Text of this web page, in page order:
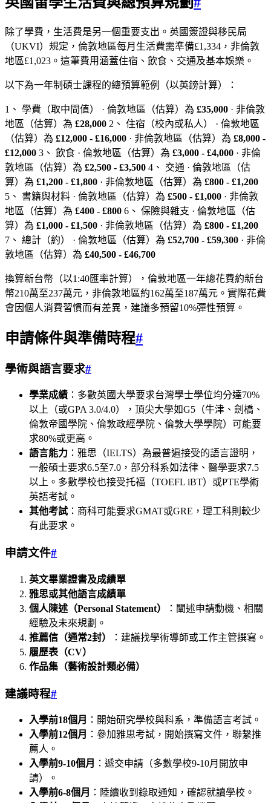
除了學費，生活費是另一個重要支出。英國簽證與移民局
（UKVI）規定，倫敦地區每月生活費需準備£1,334，非倫敦
地區£1,023。這筆費用涵蓋住宿、飲食、交通及基本娛樂。
以下為一年制碩士課程的總預算範例（以英鎊計算）：
1、 學費（取中間值） · 倫敦地區（估算）為 £35,000 · 非倫敦
地區（估算）為 £28,000 2、 住宿（校內或私人） · 倫敦地區
（估算）為 £12,000 - £16,000 · 非倫敦地區（估算）為 £8,000 -
£12,000 3、 飲食 · 倫敦地區（估算）為 £3,000 - £4,000 · 非倫
敦地區（估算）為 £2,500 - £3,500 4、 交通 · 倫敦地區（估
算）為 £1,200 - £1,800 · 非倫敦地區（估算）為 £800 - £1,200
5、 書籍與材料 · 倫敦地區（估算）為 £500 - £1,000 · 非倫敦
地區（估算）為 £400 - £800 6、 保險與雜支 · 倫敦地區（估
算）為 £1,000 - £1,500 · 非倫敦地區（估算）為 £800 - £1,200
7、 總計（約） · 倫敦地區（估算）為 £52,700 - £59,300 · 非倫
敦地區（估算）為 £40,500 - £46,700
換算新台幣（以1:40匯率計算），倫敦地區一年總花費約新台
幣210萬至237萬元，非倫敦地區約162萬至187萬元。實際花費
會因個人消費習慣而有差異，建議多預留10%彈性預算。
申請條件與準備時程#
學術與語言要求#
學業成績 ：多數英國大學要求台灣學士學位均分達70%
以上（或GPA 3.0/4.0），頂尖大學如G5（牛津、劍橋、
倫敦帝國學院、倫敦政經學院、倫敦大學學院）可能要
求80%或更高。
語言能力 ：雅思（IELTS）為最普遍接受的語言證明，
一般碩士要求6.5至7.0，部分科系如法律、醫學要求7.5
以上。多數學校也接受托福（TOEFL iBT）或PTE學術
英語考試。
其他考試：商科可能要求GMAT或GRE，理工科則較少
有此要求。
申請文件#
英文畢業證書及成績單
雅思或其他語言成績單
個人陳述（Personal Statement）
：闡述申請動機、相關
經驗及未來規劃。
推薦信（通常2封）
：建議找學術導師或工作主管撰寫。
履歷表（CV）
作品集（藝術設計類必備）
建議時程#
入學前18個月 ：開始研究學校與科系，準備語言考試。
入學前12個月 ：參加雅思考試，開始撰寫文件，聯繫推
薦人。
入學前9-10個月 ：遞交申請（多數學校9-10月開放申
請）。
入學前6-8個月 ：陸續收到錄取通知，確認就讀學校。